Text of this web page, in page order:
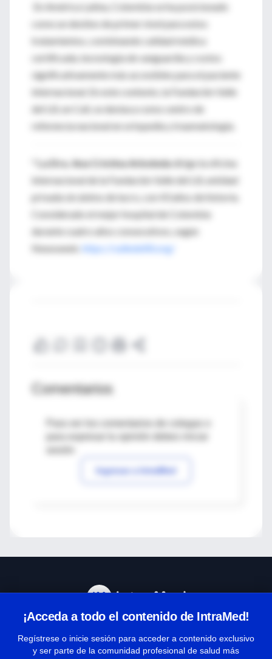
En América Latina, Colombia se ha posicionado
como un destino de primer nivel para estos
tratamientos, combinando calidad médica
certificada, tecnología de vanguardia y costos
significativamente más accesibles para el paciente
internacional. En este contexto, la Fundación Valle
del Lili, en Cali, se destaca como centro de
referencia nacional en ortopedia y traumatología.
La Dra. Ana Cristina Arboledadirige la oficina
internacional de la Fundación Valle del Lili, entidad
privada sin ánimo de lucro, con 43 años de historia.
Considerado el mejor hospital de Colombia
durante cuatro años consecutivos, según
Newsweek.
https://valledellili.org/
Comentarios
Para ver los comentarios de colegas o
Ingresar a IntraMed
¡Acceda a todo el contenido de IntraMed!
Regístrese o inicie sesión para acceder a contenido exclusivo
y ser parte de la comunidad profesional de salud más